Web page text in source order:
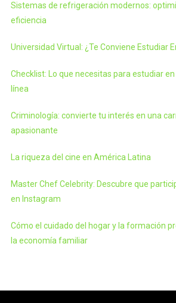
Sistemas de refrigeración modernos:
eficiencia
Universidad Virtual: ¿Te Conviene Estudiar
Checklist: Lo que necesitas para estudiar
línea
Criminología: convierte tu interés en una
apasionante
La riqueza del cine en América Latina
Master Chef Celebrity: Descubre que
en Instagram
Cómo el cuidado del hogar y la formación
la economía familiar